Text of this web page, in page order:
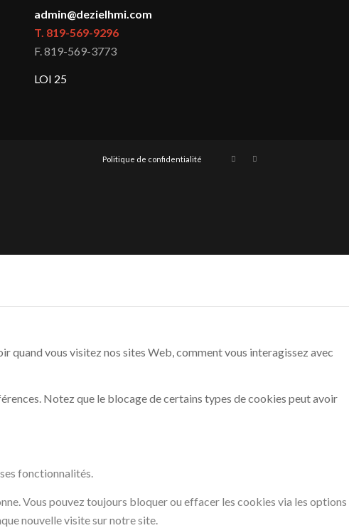
admin@dezielhmi.com
T. 819-569-9296
F. 819-569-3773
LOI 25
Politique de confidentialité
quand vous visitez nos sites Web, comment vous interagissez avec
Notez que le blocage de certains types de cookies peut avoir
fonctionnalités.
Vous pouvez toujours bloquer ou effacer les cookies via les options
nouvelle visite sur notre site.